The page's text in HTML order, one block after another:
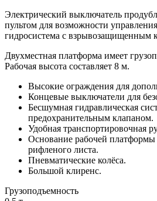
Электрический выключатель
пультом для возможности
гидросистема с взрывозащищенным
Двухместная платформа имеет
Рабочая высота составляет 8 м.
Высокие ограждения для
Концевые выключатели для
Бесшумная гидравлическая
предохранительным клапаном.
Удобная транспортировочная
Основание рабочей платформы
рифленого листа.
Пневматические колёса.
Большой клиренс.
Грузоподъемность